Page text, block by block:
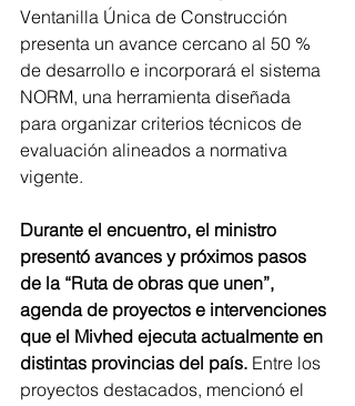
Ventanilla Única de Construcción
presenta un avance cercano al 50 %
de desarrollo e incorporará el sistema
NORM, una herramienta diseñada
para organizar criterios técnicos de
evaluación alineados a normativa
vigente.
Durante el encuentro, el ministro
presentó avances y próximos pasos
de la “Ruta de obras que unen”,
agenda de proyectos e intervenciones
que el Mivhed ejecuta actualmente en
distintas provincias del país. Entre los
proyectos destacados, mencionó el